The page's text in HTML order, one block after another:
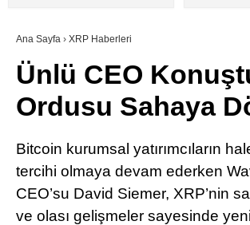
SÖZLÜK
Ana Sayfa › XRP Haberleri
Ünlü CEO
Ordusu Sahaya
Bitcoin kurumsal yatırımcıların
tercihi olmaya devam ederken
CEO’su David Siemer, XRP’nin
ve olası gelişmeler sayesinde